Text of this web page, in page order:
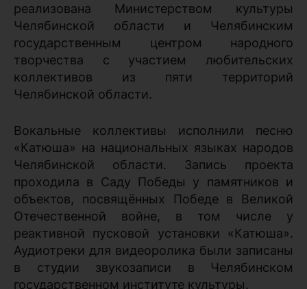
реализована Министерством культуры
Челябинской области и Челябинским
государственным центром народного
творчества с участием любительских
коллективов из пяти территорий
Челябинской области.
Вокальные коллективы исполнили песню
«Катюша» на национальных языках народов
Челябинской области. Запись проекта
проходила в Саду Победы у памятников и
объектов, посвящённых Победе в Великой
Отечественной войне, в том числе у
реактивной пусковой установки «Катюша».
Аудиотреки для видеоролика были записаны
в студии звукозаписи в Челябинском
государственном институте культуры.